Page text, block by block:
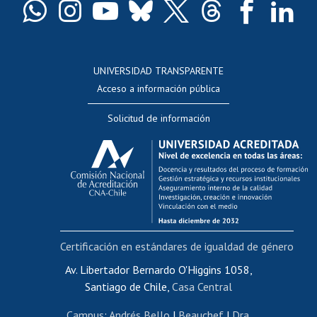
Docentes
Evaluación docente
Calificación académica
Postulación al AUCAI
Funcionarias/os
Cursos internos de capacitación
Bienestar del personal
Portal de movilidad interna
Certificado de renta
Certificado de renta honorarios
UNIVERSIDAD TRANSPARENTE
Acceso a información pública
Solicitud de información
Av. Libertador Bernardo O'Higgins 1058,
Santiago de Chile, Casa Central
Certificación en estándares de igualdad de género